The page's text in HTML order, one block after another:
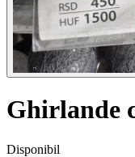
Ghirlande
Disponibil